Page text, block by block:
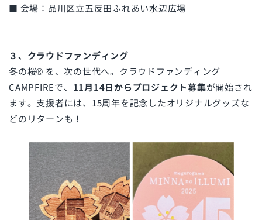
■ 会場：品川区立五反田ふれあい水辺広場
３、クラウドファンディング
冬の桜® を、次の世代へ。クラウドファンディング
CAMPFIREで、 11月14日からプロジェクト募集が開始され
ます。支援者には、15周年を記念したオリジナルグッズな
どのリターンも！